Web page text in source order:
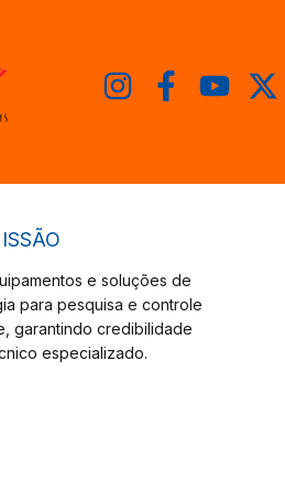
e soluções de
para pesquisa e controle
garantindo credibilidade
especializado.